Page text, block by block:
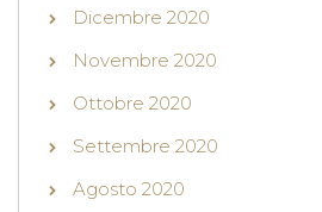
Dicembre 2020
Novembre 2020
Ottobre 2020
Settembre 2020
Agosto 2020